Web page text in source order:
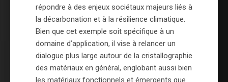
répondre à des enjeux sociétaux majeurs liés à
la décarbonation et à la résilience climatique.
Bien que cet exemple soit spécifique à un
domaine d’application, il vise à relancer un
dialogue plus large autour de la cristallographie
des matériaux en général, englobant aussi bien
les matériaux fonctionnels et émergents que